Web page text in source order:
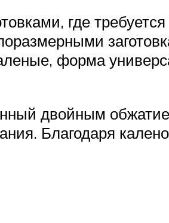
где
форма
двойным
Благодаря